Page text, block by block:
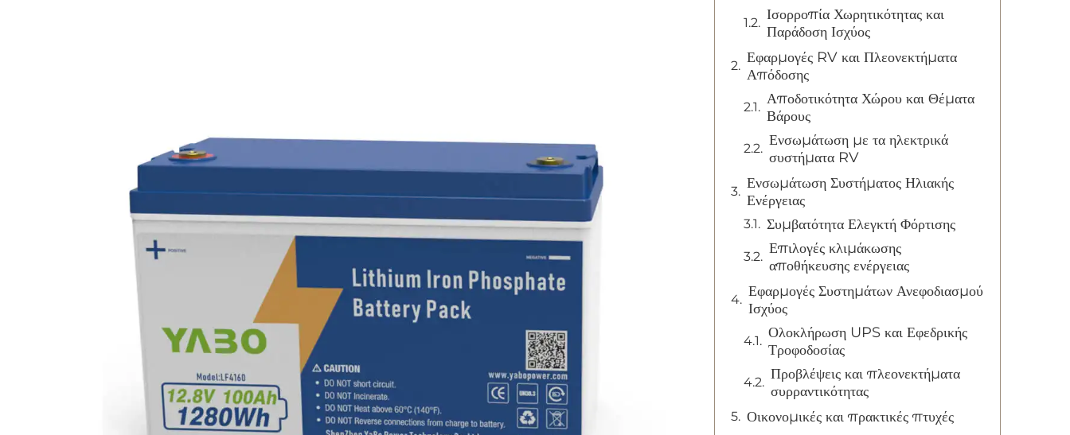
Ισορροπία Χωρητικότητας και
Παράδοση Ισχύος
Εφαρμογές RV και Πλεονεκτήματα
Απόδοσης
Αποδοτικότητα Χώρου και Θέματα
Βάρους
Ενσωμάτωση με τα ηλεκτρικά
συστήματα RV
Ενσωμάτωση Συστήματος Ηλιακής
Ενέργειας
Συμβατότητα Ελεγκτή Φόρτισης
Επιλογές κλιμάκωσης
αποθήκευσης ενέργειας
Εφαρμογές Συστημάτων Ανεφοδιασμού
Ισχύος
Ολοκλήρωση UPS και Εφεδρικής
Τροφοδοσίας
Προβλέψεις και πλεονεκτήματα
συρραντικότητας
Οικονομικές και πρακτικές πτυχές